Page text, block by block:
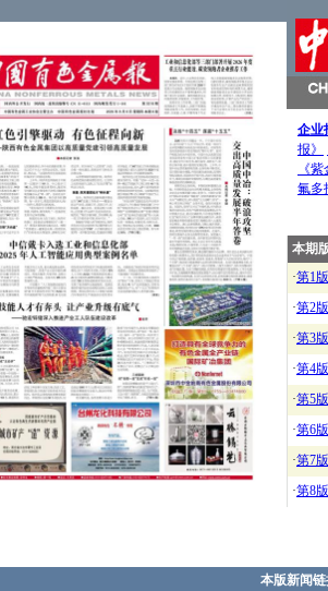
企业
报》
《
氟多
本期
·第1版
·第2版
·第3版
·第4版
·第5版
·第6版
·第7版
·第8版
本版新闻